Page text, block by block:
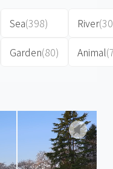
Sea(398)
Garden(80)
River
Animal